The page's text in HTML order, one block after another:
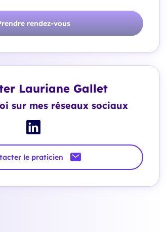
rendez-vous
Lauriane Gallet
sur mes réseaux sociaux
le praticien